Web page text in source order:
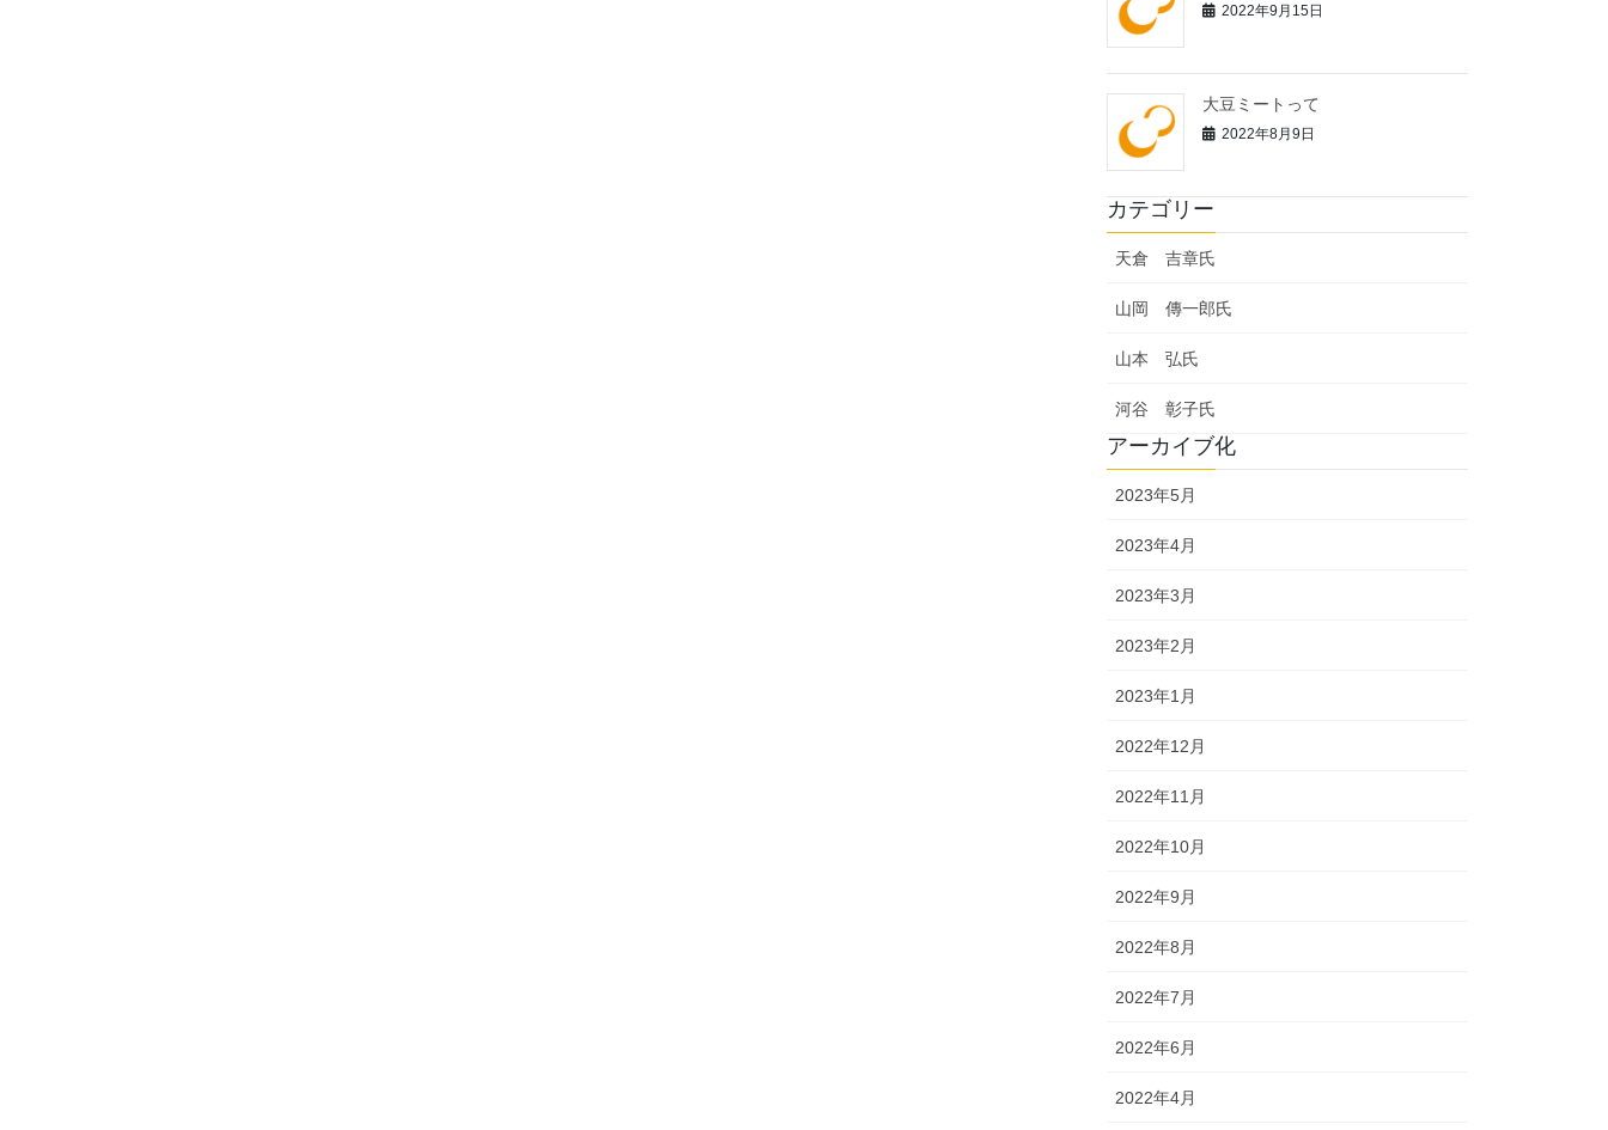
2022年9月15日
大豆ミートって
2022年8月9日
カテゴリー
天倉 吉章氏
山岡 傳一郎氏
山本 弘氏
河谷 彰子氏
アーカイブ化
2023年5月
2023年4月
2023年3月
2023年2月
2023年1月
2022年12月
2022年11月
2022年10月
2022年9月
2022年8月
2022年7月
2022年6月
2022年4月